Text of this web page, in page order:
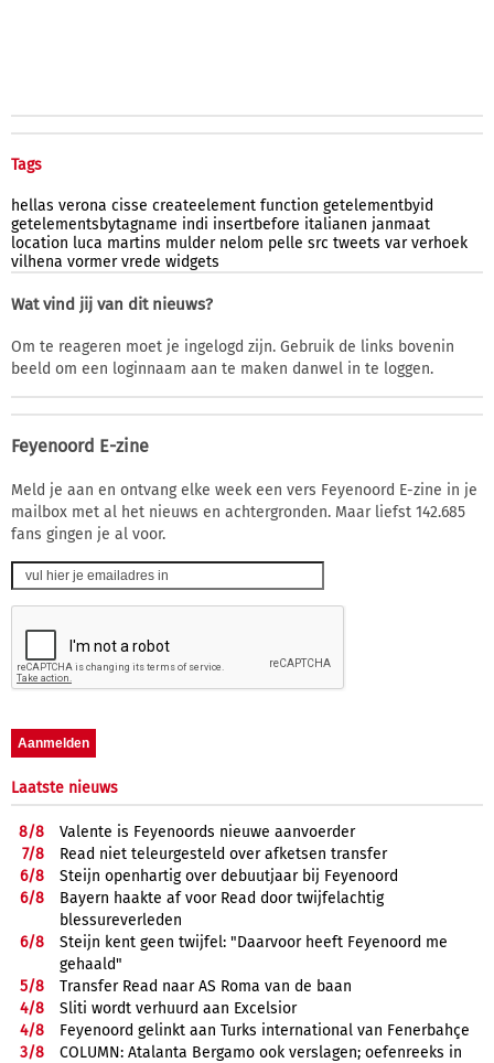
Tags
hellas verona cisse createelement function getelementbyid
getelementsbytagname indi insertbefore italianen janmaat
location luca martins mulder nelom pelle src tweets var verhoek
vilhena vormer vrede widgets
Wat vind jij van dit nieuws?
Om te reageren moet je ingelogd zijn. Gebruik de links bovenin
beeld om een loginnaam aan te maken danwel in te loggen.
Feyenoord E-zine
Meld je aan en ontvang elke week een vers Feyenoord E-zine in je
mailbox met al het nieuws en achtergronden. Maar liefst 142.685
fans gingen je al voor.
Laatste nieuws
8/8
Valente is Feyenoords nieuwe aanvoerder
7/8
Read niet teleurgesteld over afketsen transfer
6/8
Steijn openhartig over debuutjaar bij Feyenoord
6/8
Bayern haakte af voor Read door twijfelachtig
blessureverleden
6/8
Steijn kent geen twijfel: "Daarvoor heeft Feyenoord me
gehaald"
5/8
Transfer Read naar AS Roma van de baan
4/8
Sliti wordt verhuurd aan Excelsior
4/8
Feyenoord gelinkt aan Turks international van Fenerbahçe
3/8
COLUMN: Atalanta Bergamo ook verslagen; oefenreeks in